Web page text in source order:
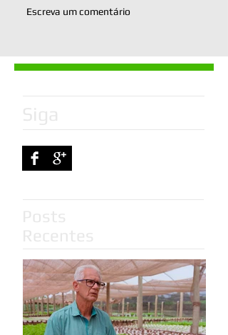
Escreva um comentário